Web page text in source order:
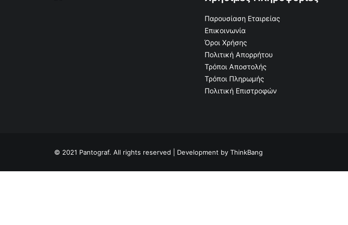
Παρουσίαση Εταιρείας
Επικοινωνία
Όροι Χρήσης
Πολιτική Απορρήτου
Τρόποι Αποστολής
Τρόποι Πληρωμής
Πολιτική Επιστροφών
© 2021 Pantograf. All rights reserved | Development by ThinkBang